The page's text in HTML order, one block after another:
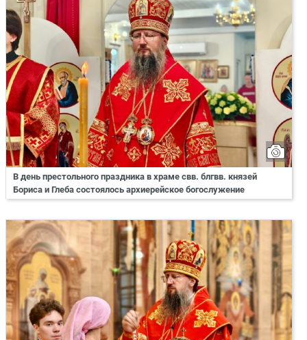
В день престольного праздника в храме свв. блгвв. князей
Бориса и Глеба состоялось архиерейское богослужение